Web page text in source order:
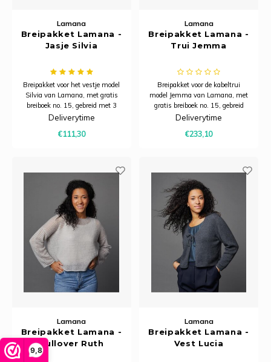
9,8
Lamana
Breipakket Lamana -
Jasje Silvia
Breipakket voor het vestje model
Silvia van Lamana, met gratis
breiboek no. 15, gebreid met 3
kleuren Como.
Deliverytime
€111,30
Lamana
Breipakket Lamana -
Trui Jemma
Breipakket voor de kabeltrui
model Jemma van Lamana, met
gratis breiboek no. 15, gebreid
met dubbele draad Como
Deliverytime
€233,10
Lamana
Breipakket Lamana -
Pullover Ruth
Lamana
Breipakket Lamana -
Vest Lucia